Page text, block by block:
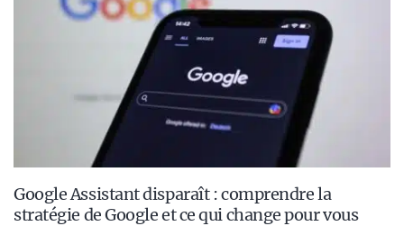
Google Assistant disparaît : comprendre la
stratégie de Google et ce qui change pour vous